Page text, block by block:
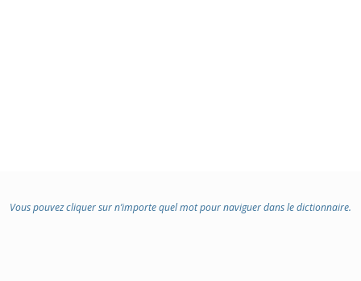
Vous pouvez cliquer sur n’importe quel mot pour naviguer dans le dictionnaire.